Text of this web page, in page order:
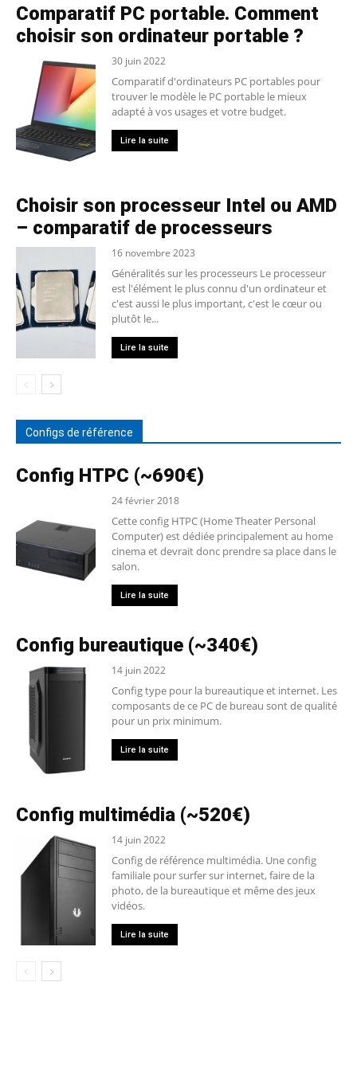
Comparatif PC portable. Comment
choisir son ordinateur portable ?
30 juin 2022
Comparatif d'ordinateurs PC portables pour
trouver le modèle le PC portable le mieux
adapté à vos usages et votre budget.
Lire la suite
Choisir son processeur Intel ou AMD
– comparatif de processeurs
16 novembre 2023
Généralités sur les processeurs Le processeur
est l'élément le plus connu d'un ordinateur et
c'est aussi le plus important, c'est le cœur ou
plutôt le...
Lire la suite
Configs de référence
Config HTPC (~690€)
24 février 2018
Cette config HTPC (Home Theater Personal
Computer) est dédiée principalement au home
cinema et devrait donc prendre sa place dans le
salon.
Lire la suite
Config bureautique (~340€)
14 juin 2022
Config type pour la bureautique et internet. Les
composants de ce PC de bureau sont de qualité
pour un prix minimum.
Lire la suite
Config multimédia (~520€)
14 juin 2022
Config de référence multimédia. Une config
familiale pour surfer sur internet, faire de la
photo, de la bureautique et même des jeux
vidéos.
Lire la suite